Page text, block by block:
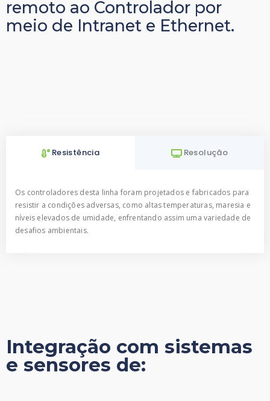
remoto ao Controlador por
meio de Intranet e Ethernet.
Resistência Resolução
Os controladores desta linha foram projetados e fabricados para
resistir a condições adversas, como altas temperaturas, maresia e
níveis elevados de umidade, enfrentando assim uma variedade de
desafios ambientais.
Integração com sistemas
e sensores de: